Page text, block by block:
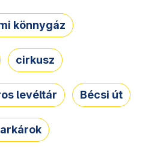
könnygáz
cirkusz
levéltár Bécsi út